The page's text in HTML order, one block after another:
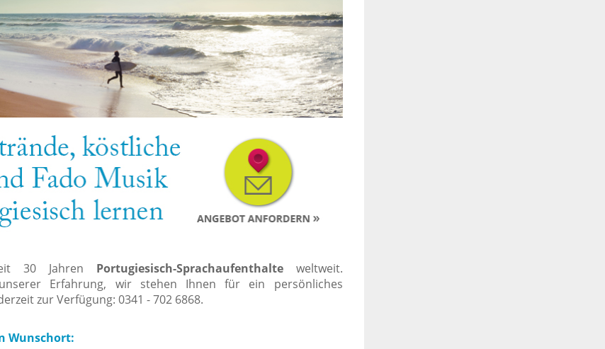
30 Jahren Portugiesisch-Sprachaufenthalteweltweit.
Erfahrung, wir stehen Ihnen für ein persönliches
zur Verfügung: 0341 - 702 6868.
Wunschort: